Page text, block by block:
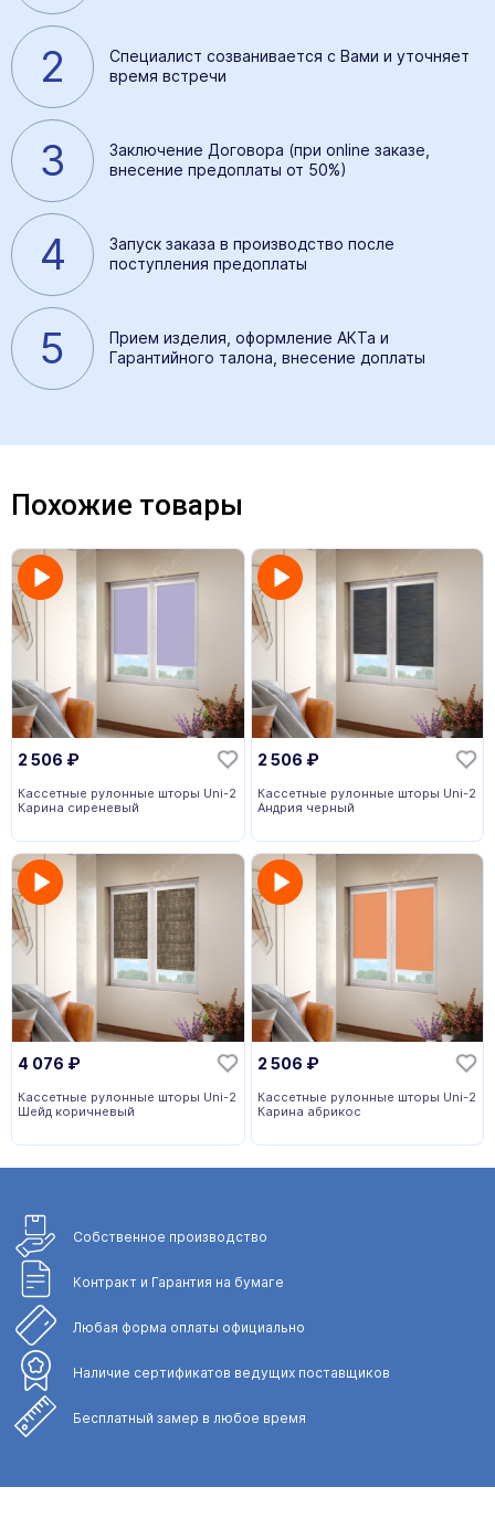
2
Специалист созванивается с Вами и уточняет
время встречи
3
Заключение Договора (при online заказе,
внесение предоплаты от 50%)
4
Запуск заказа в производство после
поступления предоплаты
5
Прием изделия, оформление АКТа и
Гарантийного талона, внесение доплаты
Похожие товары
2 506 ₽
Кассетные рулонные шторы Uni-2
Карина сиреневый
2 506 ₽
Кассетные рулонные шторы Uni-2
Андрия черный
4 076 ₽
Кассетные рулонные шторы Uni-2
Шейд коричневый
2 506 ₽
Кассетные рулонные шторы Uni-2
Карина абрикос
Собственное производство
Контракт и Гарантия на бумаге
Любая форма оплаты официально
Наличие сертификатов ведущих поставщиков
Бесплатный замер в любое время